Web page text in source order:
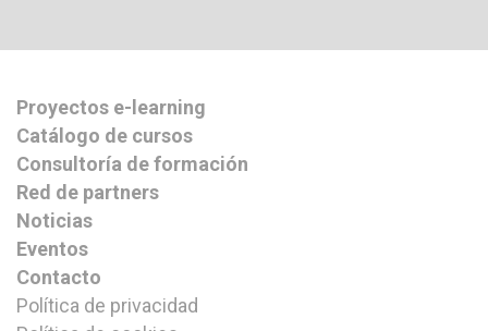
Proyectos e-learning
Catálogo de cursos
Consultoría de formación
Red de partners
Noticias
Eventos
Contacto
Política de privacidad